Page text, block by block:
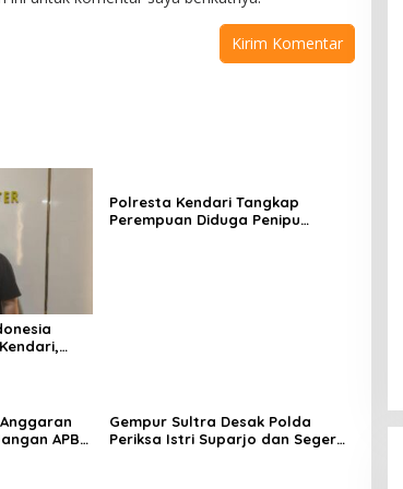
Polresta Kendari Tangkap
Perempuan Diduga Penipu
APBD
Gempur Sultra Desak Polda
Periksa Istri Suparjo dan Segera